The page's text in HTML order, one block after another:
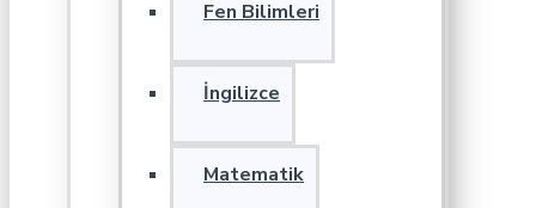
Fen Bilimleri
İngilizce
Matematik